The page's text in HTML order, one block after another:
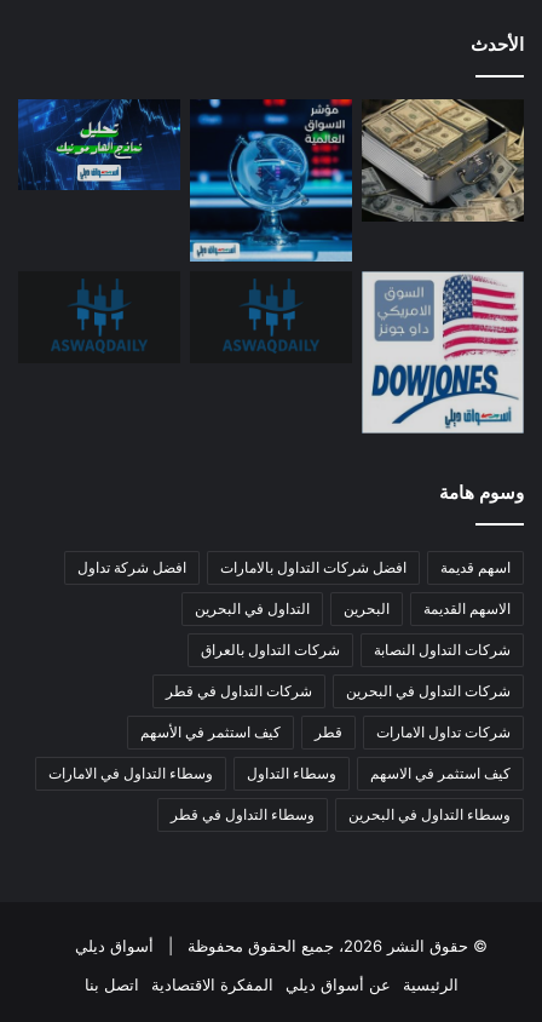
الأحدث
وسوم هامة
اسهم قديمة افضل شركات التداول بالامارات افضل شركة تداول
الاسهم القديمة البحرين التداول في البحرين
شركات التداول النصابة شركات التداول بالعراق
شركات التداول في البحرين شركات التداول في قطر
شركات تداول الامارات قطر كيف استثمر في الأسهم
كيف استثمر في الاسهم وسطاء التداول وسطاء التداول في الامارات
وسطاء التداول في البحرين وسطاء التداول في قطر
© حقوق النشر 2026، جميع الحقوق محفوظة |
أسواق ديلي
الرئيسية
عن أسواق ديلي المفكرة الاقتصادية اتصل بنا